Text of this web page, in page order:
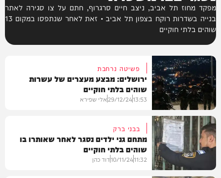
מפקד מחוז תל אביב, ניצב חיים סרגרוף, חתם על צו סגירה לאתר
בנייה בשדרות רוקח בצפון תל אביב • זאת לאחר שנתפסו במקום 13
שוהים בלתי חוקיים
בארץ
פשיטה נרחבת
ירושלים: מבצע מעצרים של עשרות
שוהים בלתי חוקיים
13:53
29/12/24אלי שפירא
בבני ברק
מתחם גני ילדים נסגר לאחר שאותרו בו
שוהים בלתי חוקיים
11:32
10/11/24דוד כהן